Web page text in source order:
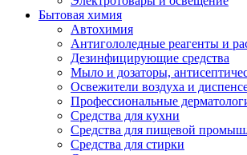
Бытовая химия
Автохимия
Антигололедные реагенты и
Дезинфицирующие средства
Мыло и дозаторы,
Освежители воздуха и
Профессиональные
Средства для кухни
Средства для пищевой
Средства для стирки